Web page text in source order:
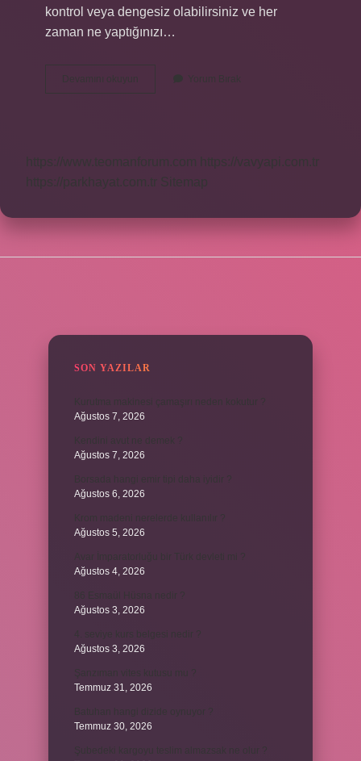
kontrol veya dengesiz olabilirsiniz ve her
zaman ne yaptığınızı…
Devamını okuyun
Aile
Yorum Bırak
https://www.teomanforum.com https://vavyapi.com.tr
https://parkhayat.com.tr Sitemap
SON YAZILAR
Kurutma makinesi çamaşırı neden kokutur ?
Ağustos 7, 2026
Ağustos 7, 2026
Borsada hangi emir tipi daha iyidir ?
Ağustos 6, 2026
Ağustos 5, 2026
Ağustos 4, 2026
Ağustos 3, 2026
Ağustos 3, 2026
Temmuz 31, 2026
Temmuz 30, 2026